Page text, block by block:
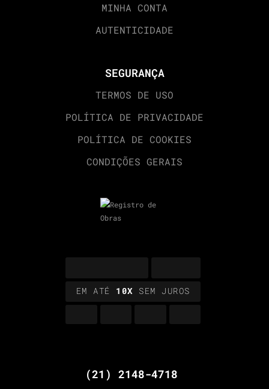
MINHA CONTA
AUTENTICIDADE
SEGURANÇA
TERMOS DE USO
POLÍTICA DE PRIVACIDADE
POLÍTICA DE COOKIES
CONDIÇÕES GERAIS
EM ATÉ 10X SEM JUROS
(21) 2148-4718